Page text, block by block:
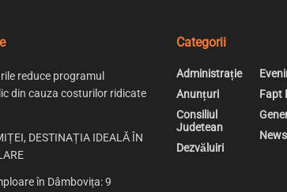
reduce programul
din cauza costurilor ridicate
DESTINAȚIA IDEALĂ ÎN
în Dâmbovița: 9
Categorii
Administrație
Anunțuri
Consiliul
Judetean
Dezvăluiri
Fapt
News